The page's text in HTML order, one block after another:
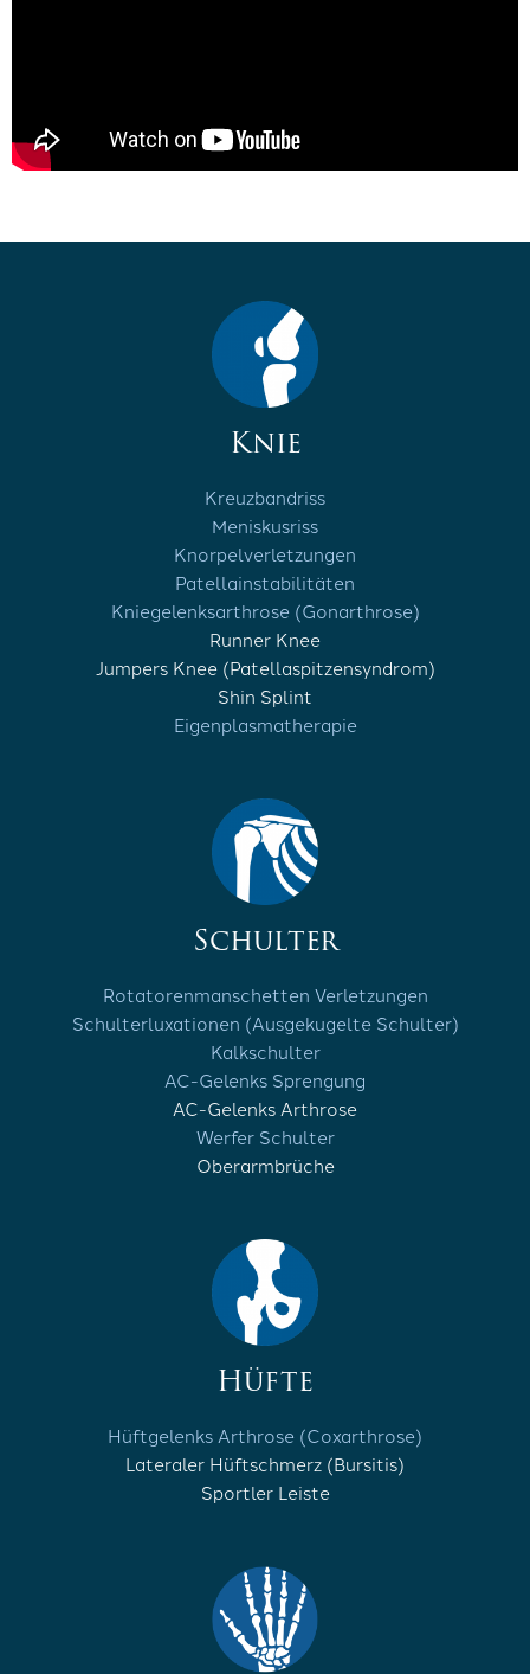
Knie
Kreuzbandriss
Meniskusriss
Knorpelverletzungen
Patellainstabilitäten
Kniegelenksarthrose (Gonarthrose)
Runner Knee
Jumpers Knee (Patellaspitzensyndrom)
Shin Splint
Eigenplasmatherapie
Schulter
Rotatorenmanschetten Verletzungen
Schulterluxationen (Ausgekugelte Schulter)
Kalkschulter
AC-Gelenks Sprengung
AC-Gelenks Arthrose
Werfer Schulter
Oberarmbrüche
Hüfte
Hüftgelenks Arthrose (Coxarthrose)
Lateraler Hüftschmerz (Bursitis)
Sportler Leiste